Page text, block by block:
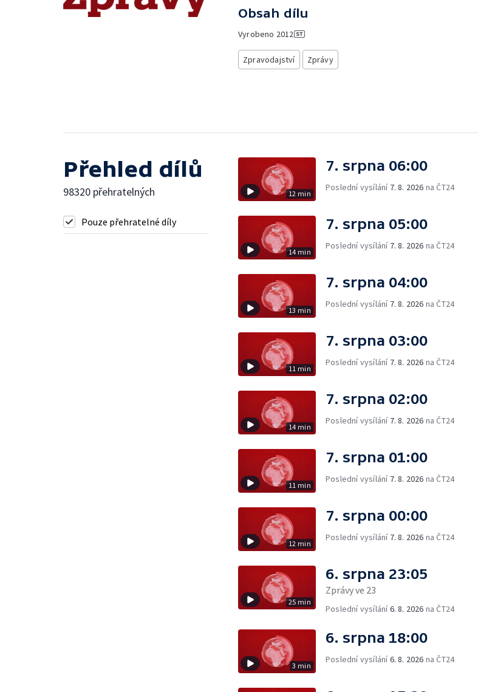
Obsah dílu
Vyrobeno 2012
Zpravodajství Zprávy
Přehled dílů
98320 přehratelných
Pouze přehratelné díly
12 min
7. srpna 06:00
Poslední vysílání 7. 8. 2026 na ČT24
14 min
7. srpna 05:00
Poslední vysílání 7. 8. 2026 na ČT24
13 min
7. srpna 04:00
Poslední vysílání 7. 8. 2026 na ČT24
11 min
7. srpna 03:00
Poslední vysílání 7. 8. 2026 na ČT24
14 min
7. srpna 02:00
Poslední vysílání 7. 8. 2026 na ČT24
11 min
7. srpna 01:00
Poslední vysílání 7. 8. 2026 na ČT24
12 min
7. srpna 00:00
Poslední vysílání 7. 8. 2026 na ČT24
25 min
6. srpna 23:05
Zprávy ve 23
Poslední vysílání6. 8. 2026 na ČT24
3 min
6. srpna 18:00
Poslední vysílání6. 8. 2026 na ČT24